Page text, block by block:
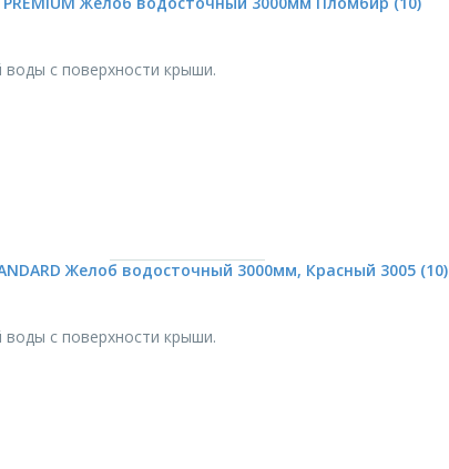
с поверхности крыши.
Желоб водосточный 3000мм, Красный 3005 (10)
с поверхности крыши.